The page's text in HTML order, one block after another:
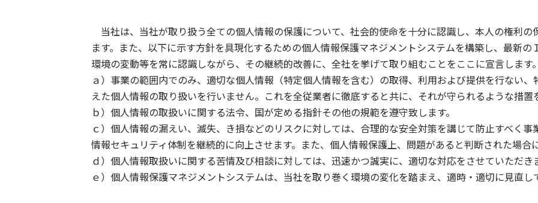
当社は、当社が取り扱う全ての個人情報の保護について、社会的使命を十分に認識し、本人の権利
ます。また、以下に示す方針を具現化するための個人情報保護マネジメントシステムを構築し、最新
環境の変動等を常に認識しながら、その継続的改善に、全社を挙げて取り組むことをここに宣言します
ａ）事業の範囲内でのみ、適切な個人情報（特定個人情報を含む）の取得、利用および提供を行ない
えた個人情報の取り扱いを行いません。これを全従業者に徹底すると共に、それが守られるような措置
ｂ）個人情報の取扱いに関する法令、国が定める指針その他の規範を遵守致します。
ｃ）個人情報の漏えい、滅失、き損などのリスクに対しては、合理的な安全対策を講じて防止すべく
情報セキュリティ体制を継続的に向上させます。また、個人情報保護上、問題があると判断された場合
ｄ）個人情報取扱いに関する苦情及び相談に対しては、迅速かつ誠実に、適切な対応をさせていただき
ｅ）個人情報保護マネジメントシステムは、当社を取り巻く環境の変化を踏まえ、適時・適切に見直